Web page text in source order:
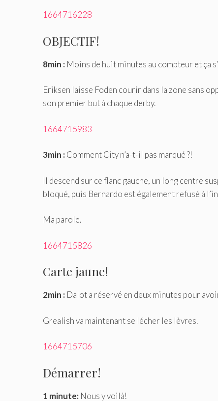
1664716228
OBJECTIF!
8min : Moins de huit minutes au compteur et ça
Eriksen laisse Foden courir dans la zone sans
son premier but à chaque derby.
1664715983
3min :Comment City n’a-t-il pas marqué ?!
Il descend sur ce flanc gauche, un long centre
bloqué, puis Bernardo est également refusé à
Ma parole.
1664715826
Carte jaune!
2min : Dalot a réservé en deux minutes pour
Grealish va maintenant se lécher les lèvres.
1664715706
Démarrer!
1 minute: Nous y voilà!